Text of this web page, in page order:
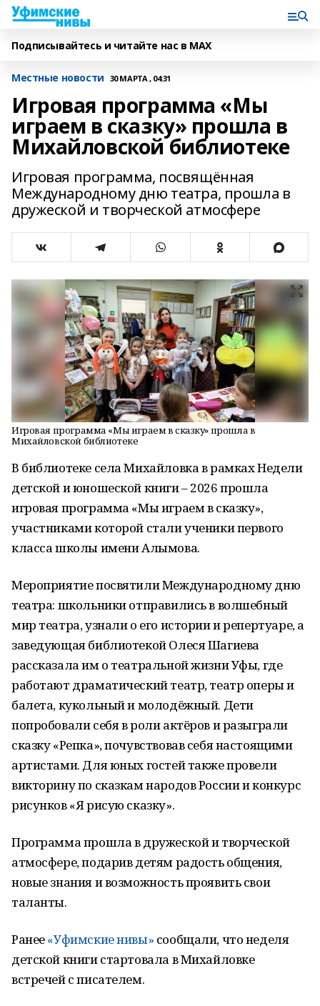
Подписывайтесь и читайте нас в MAX
Местные новости 30 МАРТА , 04:31
Игровая программа «Мы
играем в сказку» прошла в
Михайловской библиотеке
Игровая программа, посвящённая
Международному дню театра, прошла в
дружеской и творческой атмосфере
Игровая программа «Мы играем в сказку» прошла в
Михайловской библиотеке
В библиотеке села Михайловка в рамках Недели
детской и юношеской книги – 2026 прошла
игровая программа «Мы играем в сказку»,
участниками которой стали ученики первого
класса школы имени Алымова.
Мероприятие посвятили Международному дню
театра: школьники отправились в волшебный
мир театра, узнали о его истории и репертуаре, а
заведующая библиотекой Олеся Шагиева
рассказала им о театральной жизни Уфы, где
работают драматический театр, театр оперы и
балета, кукольный и молодёжный. Дети
попробовали себя в роли актёров и разыграли
сказку «Репка», почувствовав себя настоящими
артистами. Для юных гостей также провели
викторину по сказкам народов России и конкурс
рисунков «Я рисую сказку».
Программа прошла в дружеской и творческой
атмосфере, подарив детям радость общения,
новые знания и возможность проявить свои
таланты.
Ранее«Уфимские нивы» сообщали, что неделя
детской книги стартовала в Михайловке
встречей с писателем.